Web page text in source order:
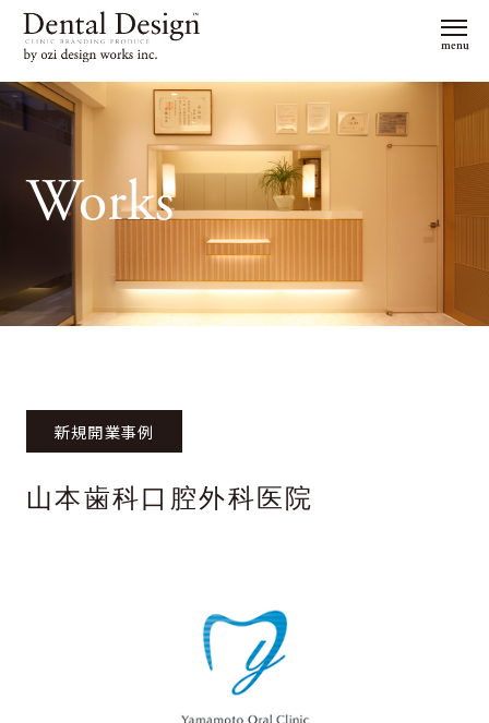
menu
Works
新規開業事例
山本歯科口腔外科医院